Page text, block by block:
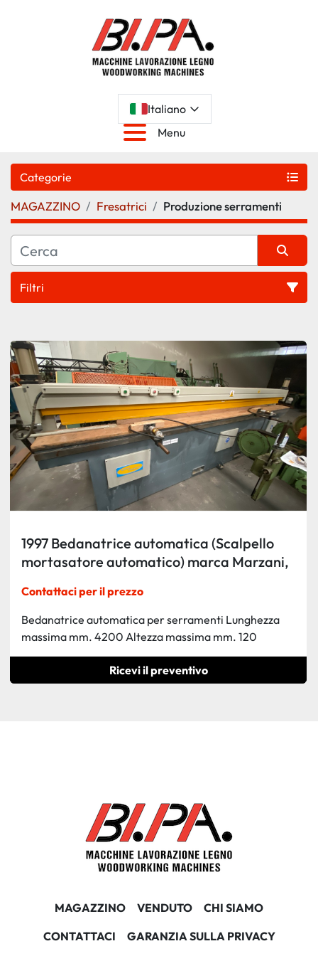
Italiano
Menu
Categorie
MAGAZZINO Fresatrici Produzione serramenti
Filtri
1997 Bedanatrice automatica (Scalpello
mortasatore automatico) marca Marzani,
Contattaci per il prezzo
Bedanatrice automatica per serramenti Lunghezza
massima mm. 4200 Altezza massima mm. 120
Ricevi il preventivo
MAGAZZINO VENDUTO
CHI SIAMO
CONTATTACI
GARANZIA SULLA PRIVACY